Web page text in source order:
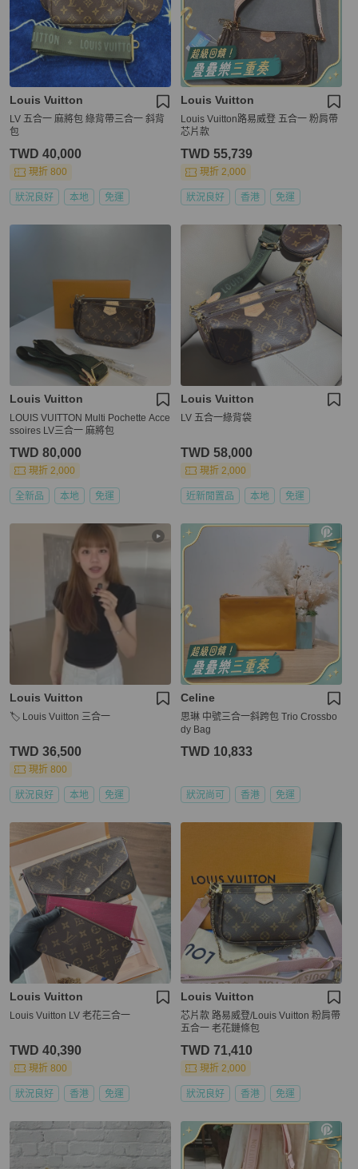
Louis Vuitton
LV 五合一 麻將包 綠背帶三合一 斜背
包
TWD 40,000
現折 800
狀況良好 本地 免運
Louis Vuitton
Louis Vuitton路易威登 五合一 粉肩帶
芯片款
TWD 55,739
現折 2,000
狀況良好 香港 免運
Louis Vuitton
LOUIS VUITTON Multi Pochette Acce
ssoires LV三合一 麻將包
TWD 80,000
現折 2,000
全新品 本地 免運
Louis Vuitton
LV 五合一綠背袋
TWD 58,000
現折 2,000
近新閒置品 本地 免運
Louis Vuitton
🏷️ Louis Vuitton 三合一
TWD 36,500
現折 800
狀況良好 本地 免運
Celine
思琳 中號三合一斜跨包 Trio Crossbo
dy Bag
TWD 10,833
狀況尚可 香港 免運
Louis Vuitton
Louis Vuitton LV 老花三合一
TWD 40,390
現折 800
狀況良好 香港 免運
Louis Vuitton
芯片款 路易威登/Louis Vuitton 粉肩帶
五合一 老花鏈條包
TWD 71,410
現折 2,000
狀況良好 香港 免運